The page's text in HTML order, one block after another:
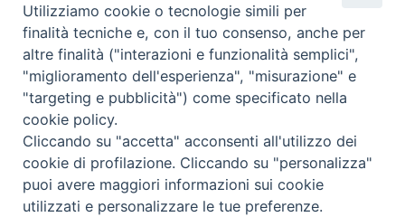
Mercoledì 29 Luglio 2026
Utilizziamo cookie o tecnologie simili per
finalità tecniche e, con il tuo consenso, anche per
altre finalità ("interazioni e funzionalità semplici",
"miglioramento dell'esperienza", "misurazione" e
"targeting e pubblicità") come specificato nella
cookie policy.
Cliccando su "accetta" acconsenti all'utilizzo dei
cookie di profilazione. Cliccando su "personalizza"
puoi avere maggiori informazioni sui cookie
utilizzati e personalizzare le tue preferenze.